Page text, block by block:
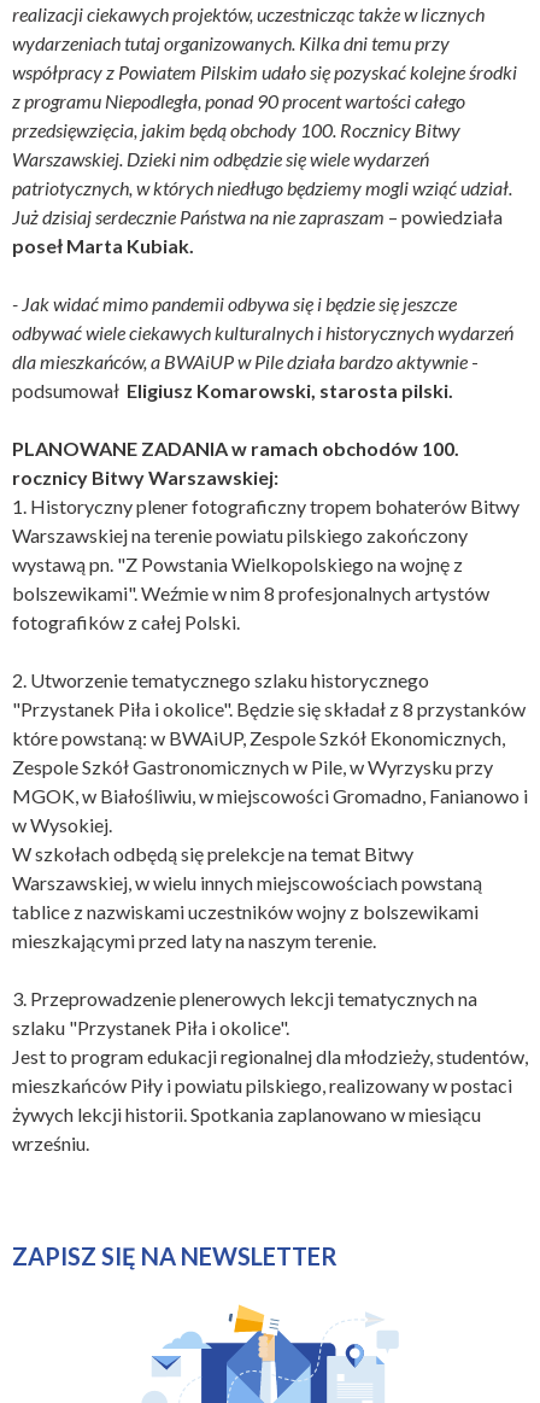
realizacji ciekawych projektów, uczestnicząc także w licznych
wydarzeniach tutaj organizowanych. Kilka dni temu przy
współpracy z Powiatem Pilskim udało się pozyskać kolejne środki
z programu Niepodległa, ponad 90 procent wartości całego
przedsięwzięcia, jakim będą obchody 100. Rocznicy Bitwy
Warszawskiej. Dzieki nim odbędzie się wiele wydarzeń
patriotycznych, w których niedługo będziemy mogli wziąć udział.
Już dzisiaj serdecznie Państwa na nie zapraszam – powiedziała
poseł Marta Kubiak.
- Jak widać mimo pandemii odbywa się i będzie się jeszcze
odbywać wiele ciekawych kulturalnych i historycznych wydarzeń
dla mieszkańców, a BWAiUP w Pile działa bardzo aktywnie -
podsumował Eligiusz Komarowski, starosta pilski.
PLANOWANE ZADANIA w ramach obchodów 100.
rocznicy Bitwy Warszawskiej:
1. Historyczny plener fotograficzny tropem bohaterów Bitwy
Warszawskiej na terenie powiatu pilskiego zakończony
wystawą pn. "Z Powstania Wielkopolskiego na wojnę z
bolszewikami". Weźmie w nim 8 profesjonalnych artystów
fotografików z całej Polski.
2. Utworzenie tematycznego szlaku historycznego
"Przystanek Piła i okolice". Będzie się składał z 8 przystanków
które powstaną: w BWAiUP, Zespole Szkół Ekonomicznych,
Zespole Szkół Gastronomicznych w Pile, w Wyrzysku przy
MGOK, w Białośliwiu, w miejscowości Gromadno, Fanianowo i
w Wysokiej.
W szkołach odbędą się prelekcje na temat Bitwy
Warszawskiej, w wielu innych miejscowościach powstaną
tablice z nazwiskami uczestników wojny z bolszewikami
mieszkającymi przed laty na naszym terenie.
3. Przeprowadzenie plenerowych lekcji tematycznych na
szlaku "Przystanek Piła i okolice".
Jest to program edukacji regionalnej dla młodzieży, studentów,
mieszkańców Piły i powiatu pilskiego, realizowany w postaci
żywych lekcji historii. Spotkania zaplanowano w miesiącu
wrześniu.
ZAPISZ SIĘ NA NEWSLETTER